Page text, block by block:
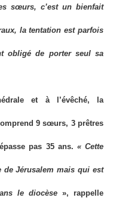
sœurs, c’est un bienfait
la tentation est parfois
obligé de porter seul sa
et à l’évêché, la
9 sœurs, 3 prêtres
pas 35 ans. « Cette
Jérusalem mais qui est
le diocèse», rappelle